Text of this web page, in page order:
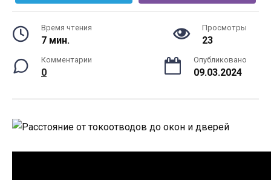
Время чтения
7 мин.
Просмотры
23
Комментарии
0
Опубликовано
09.03.2024